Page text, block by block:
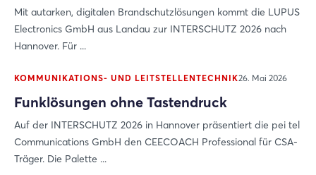
Mit autarken, digitalen Brandschutzlösungen kommt die LUPUS
Electronics GmbH aus Landau zur INTERSCHUTZ 2026 nach
Hannover. Für ...
KOMMUNIKATIONS- UND LEITSTELLENTECHNIK26. Mai 2026
Funklösungen ohne Tastendruck
Auf der INTERSCHUTZ 2026 in Hannover präsentiert die pei tel
Communications GmbH den CEECOACH Professional für CSA-
Träger. Die Palette ...